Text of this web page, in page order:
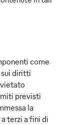
come
diritti
vietato
previsti
la
terzi a fini di